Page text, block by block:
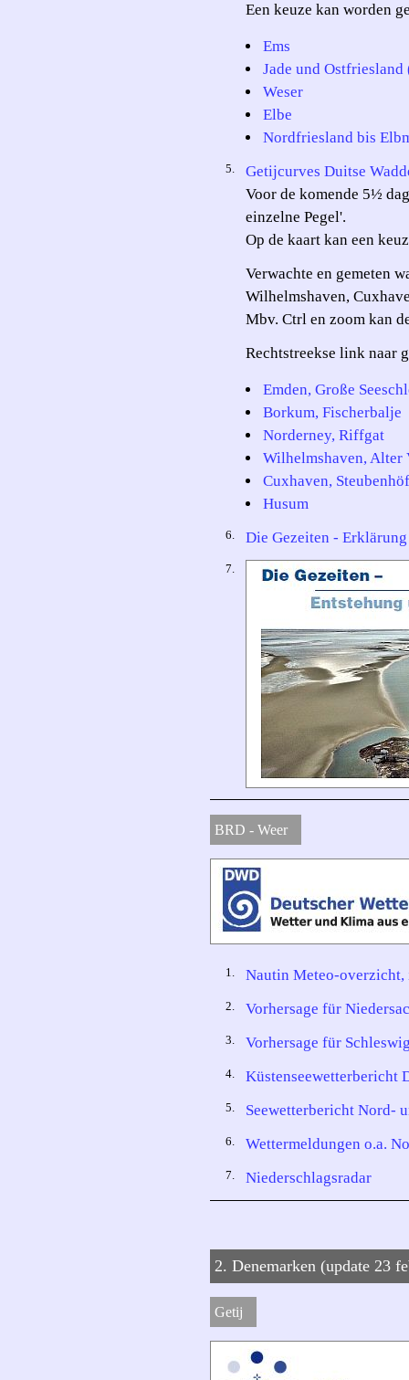
Een keuze kan worden
Ems
Jade und
Weser
Elbe
Nordfriesland bis
5.
Getijcurves Duitse
Voor de komende 5½
einzelne Pegel'.
Op de kaart kan een
Verwachte en gemeten
Wilhelmshaven,
Mbv. Ctrl en zoom kan
Rechtstreekse link naar
Emden, Große
Borkum, Fischerbalje
Norderney, Riffgat
Wilhelmshaven, Alter
Cuxhaven,
Husum
6. Die Gezeiten - Erklärung
7.
BRD - Weer
1. Nautin Meteo-
2. Vorhersage für
3. Vorhersage für
4. Küstenseewetterbericht
5. Seewetterbericht Nord-
6. Wettermeldungen o.a.
7. Niederschlagsradar
2. Denemarken (update 23
Getij